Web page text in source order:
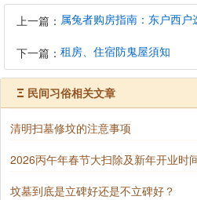
此重任。这一习俗源于古代男
的“一家之主”，自然应由家中
显对家庭权威的尊重。
三供：酒、糖、豆
“上天言好事，下界保平安”
美好祈愿。为了让他在天庭多
上一篇：
下一篇： 租房、住宿防鬼屋須知
Ξ 民间习俗相关文章
清明扫墓修坟的注意事项
2026丙午年春节大扫除及新年开业时
坟墓到底是立碑好还是不立碑好？